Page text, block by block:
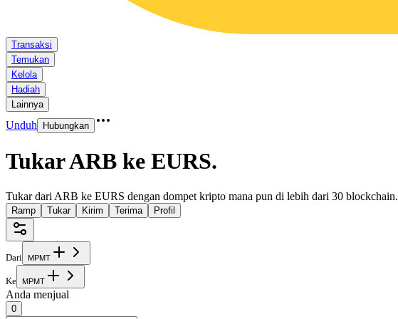
Transaksi
Temukan
Kelola
Hadiah
Lainnya
Unduh Hubungkan
Tukar ARB ke EURS.
Tukar dari ARB ke EURS dengan dompet kripto mana pun di lebih dari 30 blockchain.
Ramp Tukar Kirim Terima Profil
Dari MPMT
Ke MPMT
Anda menjual
0